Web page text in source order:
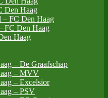
Den Haag
– FC Den Haag
FC Den Haag
Haag
– De Graafschap
– MVV
– Excelsior
– PSV